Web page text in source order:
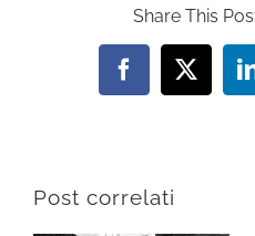
Share This
Facebook
X
Post correlati